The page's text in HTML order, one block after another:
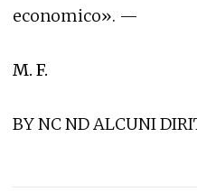
economico». —
M. F.
BY NC ND ALCUNI